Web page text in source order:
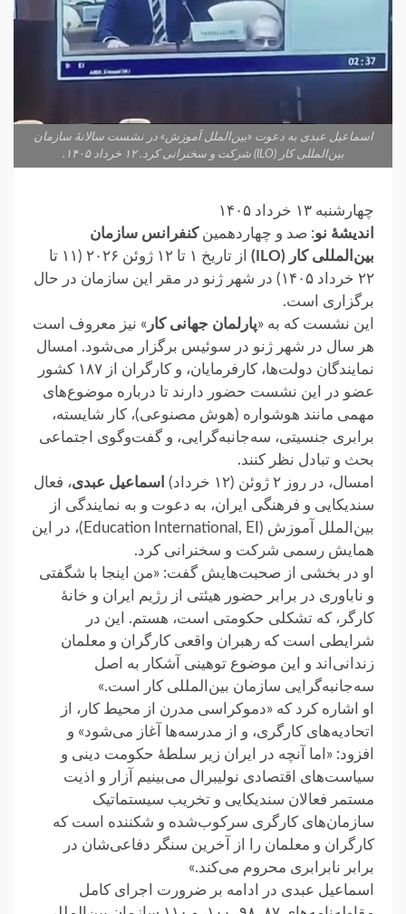
اسماعیل عبدی به دعوت «بین‌الملل آموزش» در نشست سالانهٔ سازمان
بین‌المللی کار (ILO) شرکت و سخنرانی کرد. ۱۲ خرداد ۱۴۰۵.
چهارشنبه ۱۳ خرداد ۱۴۰۵
اندیشهٔ نو: صد و چهاردهمینکنفرانس سازمان
بین‌المللی کار (ILO)
از تاریخ ۱ تا ۱۲ ژوئن ۲۰۲۶ (۱۱ تا
۲۲ خرداد ۱۴۰۵) در شهر ژنو در مقر این سازمان در حال
برگزاری است.
این نشست که به «پارلمان جهانی کار » نیز معروف است
هر سال در شهر ژنو در سوئیس برگزار می‌شود. امسال
نمایندگان دولت‌ها، کارفرمایان، و کارگران از ۱۸۷ کشور
عضو در این نشست حضور دارند تا درباره موضوع‌های
مهمی مانند هوشواره (هوش مصنوعی)، کار شایسته،
برابری جنسیتی، سه‌جانبه‌گرایی، و گفت‌وگوی اجتماعی
بحث و تبادل نظر کنند.
امسال، در روز ۲ ژوئن (۱۲ خرداد)
اسماعیل عبدی، فعال
سندیکایی و فرهنگی ایران، به دعوت و به نمایندگی از
بین‌الملل آموزش (Education International, EI)، در این
همایش رسمی شرکت و سخنرانی کرد.
او در بخشی از صحبت‌هایش گفت: «من اینجا با شگفتی
و ناباوری در برابر حضور هیئتی از رژیم ایران و خانهٔ
کارگر، که تشکلی حکومتی است، هستم. این در
شرایطی است که رهبران واقعی کارگران و معلمان
زندانی‌اند و این موضوع توهینی آشکار به اصل
سه‌جانبه‌گرایی سازمان بین‌المللی کار است.»
او اشاره کرد که «دموکراسی مدرن از محیط کار، از
اتحادیه‌های کارگری، و از مدرسه‌ها آغاز می‌شود» و
افزود: «اما آنچه در ایران زیر سلطهٔ حکومت دینی و
سیاست‌های اقتصادی نولیبرال می‌بینیم آزار و اذیت
مستمر فعالان سندیکایی و تخریب سیستماتیک
سازمان‌های کارگری سرکوب‌شده و شکننده است که
کارگران و معلمان را از آخرین سنگر دفاعی‌شان در
برابر نابرابری محروم می‌کند.»
اسماعیل عبدی در ادامه بر ضرورت اجرای کامل